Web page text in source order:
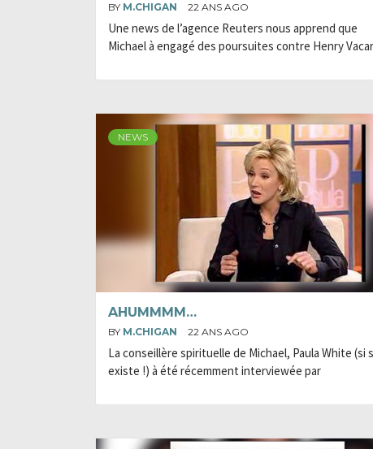
BY M.CHIGAN 22 ANS AGO
Une news de l’agence Reuters nous apprend que
Michael à engagé des poursuites contre Henry
NEWS
AHUMMMM…
BY M.CHIGAN 22 ANS AGO
La conseillère spirituelle de Michael, Paula White (si
existe !) à été récemment interviewée par